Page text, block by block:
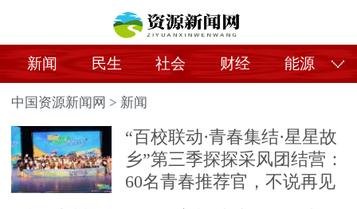
新闻 民生 社会 财经 能源
中国资源新闻网 > 新闻
“百校联动·青春集结·星星故
乡”第三季探探采风团结营：
60名青春推荐官，不说再见